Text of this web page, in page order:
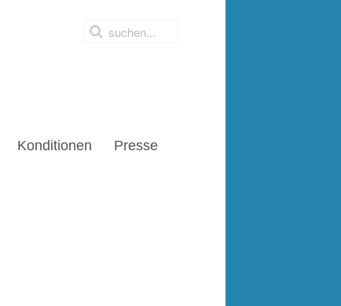
Konditionen Presse